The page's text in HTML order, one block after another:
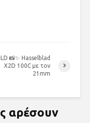
📸✨ Hasselblad
X2D 100C με τον
21mm
αρέσουν